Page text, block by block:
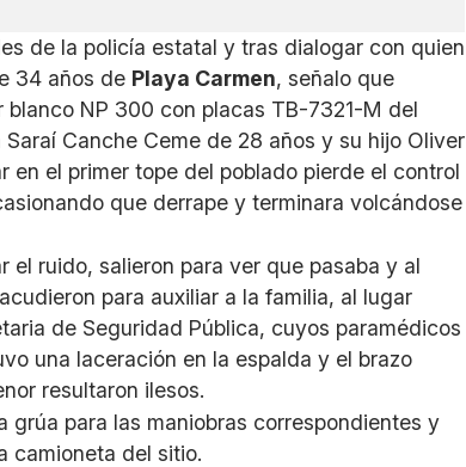
de la policía estatal y tras dialogar con quien
34 años de Playa Carmen, señalo que
NP 300 con placas TB-7321-M del
Saraí Canche Ceme de 28 años y su hijo Oliver
en el primer tope del poblado pierde el control
que derrape y terminara volcándose
el ruido, salieron para ver que pasaba y al
para auxiliar a la familia, al lugar
de Seguridad Pública, cuyos paramédicos
una laceración en la espalda y el brazo
resultaron ilesos.
grúa para las maniobras correspondientes y
camioneta del sitio.